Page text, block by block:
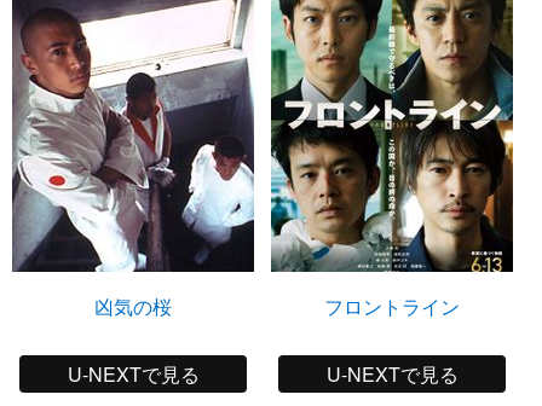
凶気の桜
U-NEXTで見る
フロントライン
U-NEXTで見る